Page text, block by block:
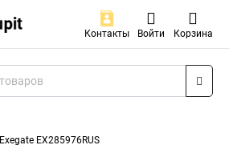
Контакты Войти Корзина
Exegate EX285976RUS